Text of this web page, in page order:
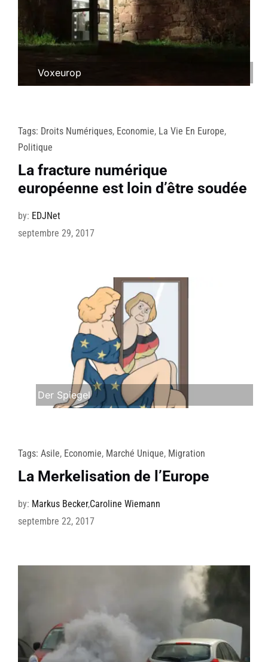
Voxeurop
Tags: Droits Numériques, Economie, La Vie En Europe,
Politique
La fracture numérique
européenne est loin d’être soudée
by: EDJNet
septembre 29, 2017
Der Spiegel
Tags: Asile, Economie, Marché Unique, Migration
La Merkelisation de l’Europe
by: Markus Becker,Caroline Wiemann
septembre 22, 2017